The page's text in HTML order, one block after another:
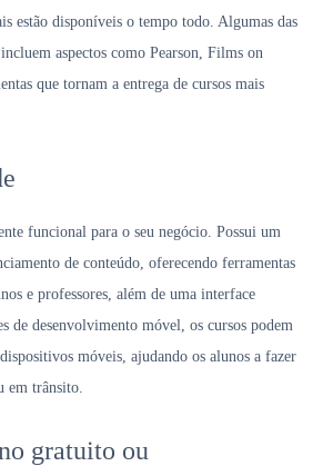
estão disponíveis o tempo todo. Algumas das
aspectos como Pearson, Films on
que tornam a entrega de cursos mais
funcional para o seu negócio. Possui um
de conteúdo, oferecendo ferramentas
e professores, além de uma interface
de desenvolvimento móvel, os cursos podem
móveis, ajudando os alunos a fazer
em trânsito.
gratuito ou